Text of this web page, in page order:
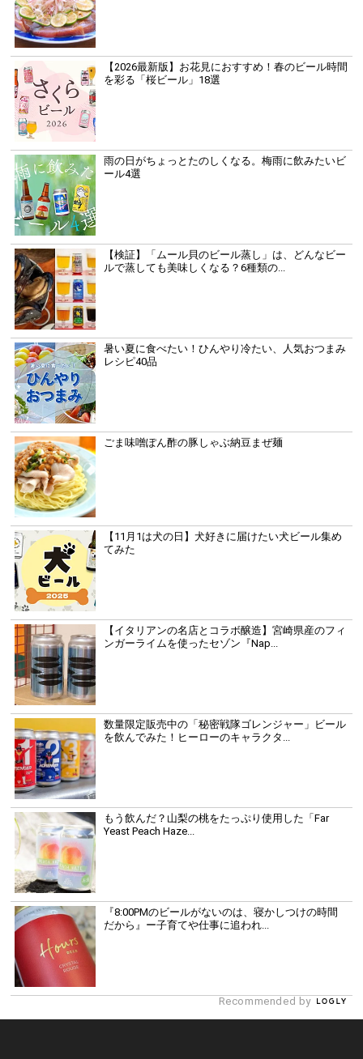
【2026最新版】お花見におすすめ！春のビール時間
を彩る「桜ビール」18選
雨の日がちょっとたのしくなる。梅雨に飲みたいビ
ール4選
【検証】「ムール貝のビール蒸し」は、どんなビー
ルで蒸しても美味しくなる？6種類の...
暑い夏に食べたい！ひんやり冷たい、人気おつまみ
レシピ40品
ごま味噌ぽん酢の豚しゃぶ納豆まぜ麺
【11月1は犬の日】犬好きに届けたい犬ビール集め
てみた
【イタリアンの名店とコラボ醸造】宮崎県産のフィ
ンガーライムを使ったセゾン『Nap...
数量限定販売中の「秘密戦隊ゴレンジャー」ビール
を飲んでみた！ヒーローのキャラクタ...
もう飲んだ？山梨の桃をたっぷり使用した「Far
Yeast Peach Haze...
『8:00PMのビールがないのは、寝かしつけの時間
だから』ー子育てや仕事に追われ...
Recommended by